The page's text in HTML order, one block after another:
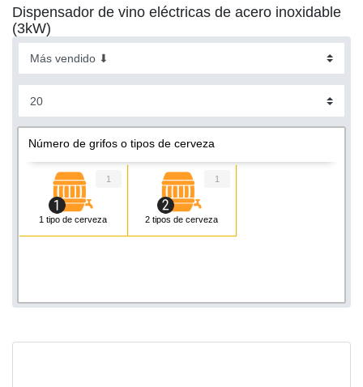
Dispensador de vino eléctricas de acero inoxidable
(3kW)
Número de grifos o tipos de cerveza
1 tipo de cerveza
1
2 tipos de cerveza
1